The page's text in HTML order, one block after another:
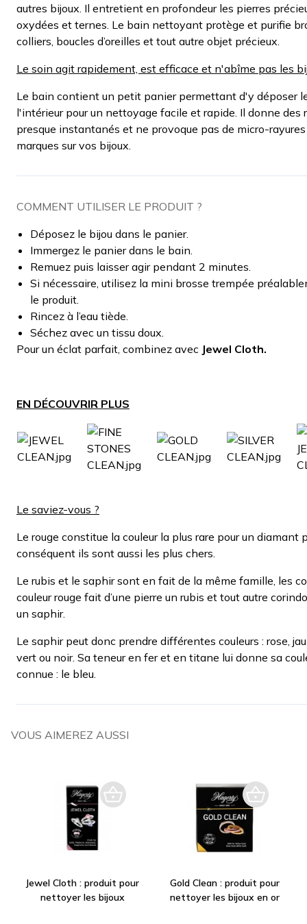
autres bijoux. Il entretient en profondeur les pierres
oxydées et ternes. Le bain nettoyant protège et purifie
colliers, boucles d’oreilles et tout autre objet précieux.
Le soin agit rapidement, est efficace et n'abîme pas les
Le bain contient un petit panier permettant d'y déposer
l'intérieur pour un nettoyage facile et rapide. Il donne des
presque instantanés et ne provoque pas de micro-rayures
marques sur vos bijoux.
COMMENT UTILISER LE PRODUIT ?
Déposez le bijou dans le panier.
Immergez le panier dans le bain.
Remuez puis laisser agir pendant 2 minutes.
Si nécessaire, utilisez la mini brosse trempée
le produit.
Rincez à l’eau tiède.
Séchez avec un tissu doux.
Pour un éclat parfait, combinez avec Jewel Cloth.
EN DÉCOUVRIR PLUS
Le saviez-vous ?
Le rouge constitue la couleur la plus rare pour un diamant
conséquent ils sont aussi les plus chers.
Le rubis et le saphir sont en fait de la même famille, les
couleur rouge fait d’une pierre un rubis et tout autre
un saphir.
Le saphir peut donc prendre différentes couleurs : rose,
vert ou noir. Sa teneur en fer et en titane lui donne sa
connue : le bleu.
VOUS AIMEREZ AUSSI
Jewel Cloth : produit pour
nettoyer les bijoux
Gold Clean : produit pour
nettoyer les bijoux en or